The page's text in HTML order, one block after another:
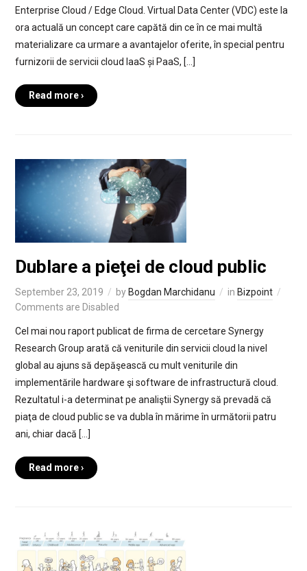
Enterprise Cloud / Edge Cloud. Virtual Data Center (VDC) este la
ora actuală un concept care capătă din ce în ce mai multă
materializare ca urmare a avantajelor oferite, în special pentru
furnizorii de servicii cloud IaaS și PaaS, […]
Read more ›
Dublare a pieţei de cloud public
September 23, 2019 by Bogdan Marchidanu in Bizpoint
Comments are Disabled
Cel mai nou raport publicat de firma de cercetare Synergy
Research Group arată că veniturile din servicii cloud la nivel
global au ajuns să depăşească cu mult veniturile din
implementările hardware şi software de infrastructură cloud.
Rezultatul i-a determinat pe analiştii Synergy să prevadă că
piaţa de cloud public se va dubla în mărime în următorii patru
ani, chiar dacă […]
Read more ›